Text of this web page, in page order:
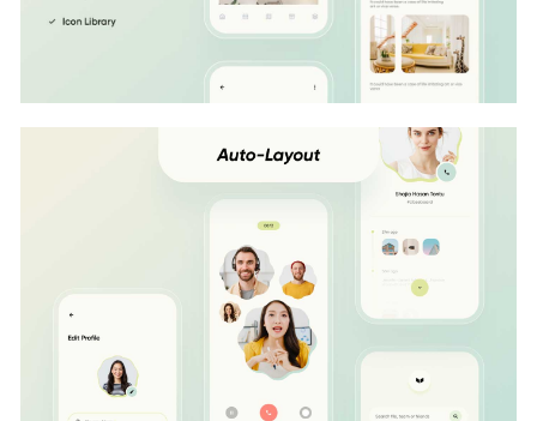
Dietpin美食外卖app ui设计 .fig .xd .sketch素材
2022-09-17
冬季3D图标设计素材.blend .fbx .obj源文件 2024-11-16